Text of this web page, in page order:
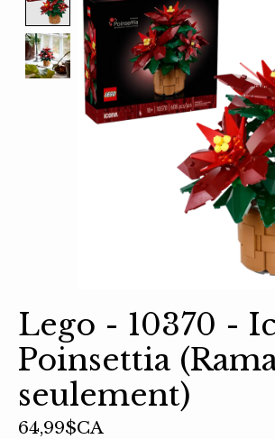
Lego - 10370 -
Poinsettia
seulement)
64,99$CA